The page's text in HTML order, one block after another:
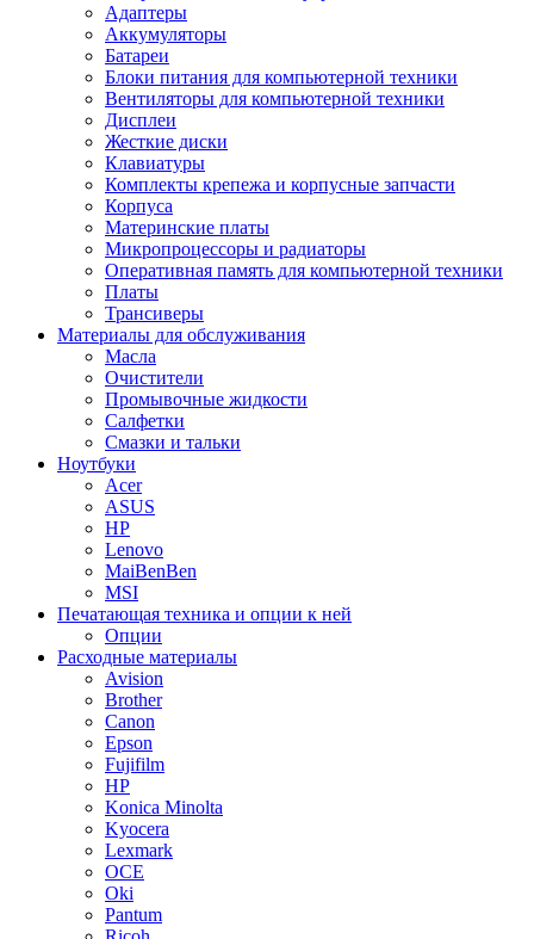
Адаптеры
Аккумуляторы
Батареи
Блоки питания для компьютерной техники
Вентиляторы для компьютерной техники
Дисплеи
Жесткие диски
Клавиатуры
Комплекты крепежа и корпусные запчасти
Корпуса
Материнские платы
Микропроцессоры и радиаторы
Оперативная память для компьютерной техники
Платы
Трансиверы
Материалы для обслуживания
Масла
Очистители
Промывочные жидкости
Салфетки
Смазки и тальки
Ноутбуки
Acer
ASUS
HP
Lenovo
MaiBenBen
MSI
Печатающая техника и опции к ней
Опции
Расходные материалы
Avision
Brother
Canon
Epson
Fujifilm
HP
Konica Minolta
Kyocera
Lexmark
OCE
Oki
Pantum